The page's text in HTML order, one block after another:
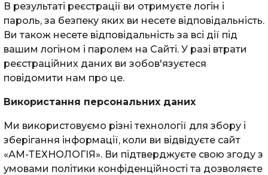
В результаті реєстрації ви отримуєте логін і
пароль, за безпеку яких ви несете відповідальність.
Ви також несете відповідальність за всі дії під
вашим логіном і паролем на Сайті. У разі втрати
реєстраційних даних ви зобов'язуєтеся
повідомити нам про це.
Використання персональних даних
Ми використовуємо різні технології для збору і
зберігання інформації, коли ви відвідуєте сайт
«АМ-ТЕХНОЛОГІЯ». Ви підтверджуєте свою згоду з
умовами політики конфіденційності та дозволяєте